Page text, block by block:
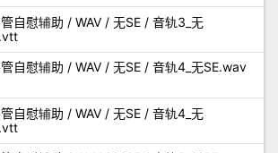
自慰辅助 / WAV / 无SE / 音轨3_无
自慰辅助 / WAV / 无SE / 音轨4_无SE.wav
自慰辅助 / WAV / 无SE / 音轨4_无